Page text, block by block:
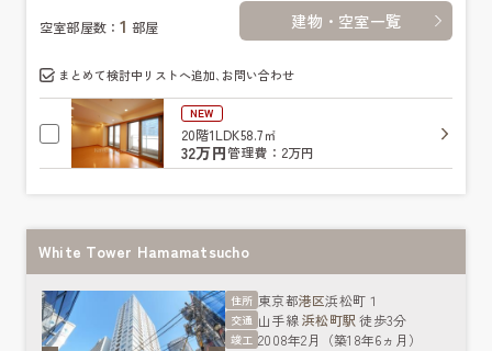
空室部屋数：1 部屋 建物・空室一覧
まとめて検討中リストへ追加､お問い合わせ
NEW
20階1LDK58.7㎡
32万円管理費：2万円
White Tower Hamamatsucho
住所 東京都港区浜松町１
交通 山手線浜松町駅 徒歩3分
竣工 2008年2月（築18年6ヵ月）